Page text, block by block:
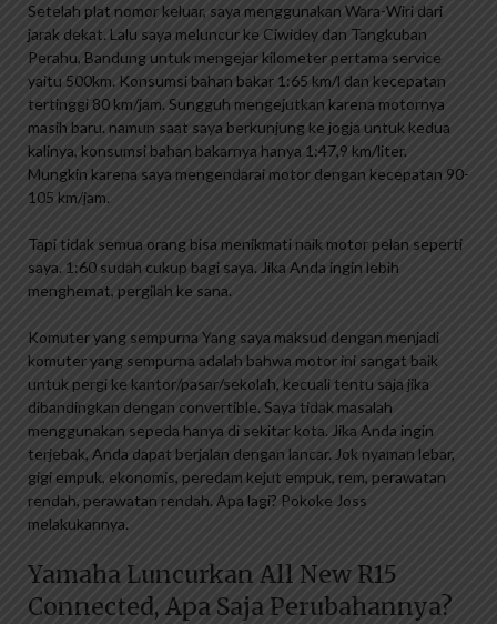
Setelah plat nomor keluar, saya menggunakan Wara-Wiri dari
jarak dekat. Lalu saya meluncur ke Ciwidey dan Tangkuban
Perahu, Bandung untuk mengejar kilometer pertama service
yaitu 500km. Konsumsi bahan bakar 1:65 km/l dan kecepatan
tertinggi 80 km/jam. Sungguh mengejutkan karena motornya
masih baru. namun saat saya berkunjung ke jogja untuk kedua
kalinya, konsumsi bahan bakarnya hanya 1:47,9 km/liter.
Mungkin karena saya mengendarai motor dengan kecepatan 90-
105 km/jam.
Tapi tidak semua orang bisa menikmati naik motor pelan seperti
saya. 1:60 sudah cukup bagi saya. Jika Anda ingin lebih
menghemat, pergilah ke sana.
Komuter yang sempurna Yang saya maksud dengan menjadi
komuter yang sempurna adalah bahwa motor ini sangat baik
untuk pergi ke kantor/pasar/sekolah, kecuali tentu saja jika
dibandingkan dengan convertible. Saya tidak masalah
menggunakan sepeda hanya di sekitar kota. Jika Anda ingin
terjebak, Anda dapat berjalan dengan lancar. Jok nyaman lebar,
gigi empuk, ekonomis, peredam kejut empuk, rem, perawatan
rendah, perawatan rendah. Apa lagi? Pokoke Joss
melakukannya.
Yamaha Luncurkan All New R15
Connected, Apa Saja Perubahannya?